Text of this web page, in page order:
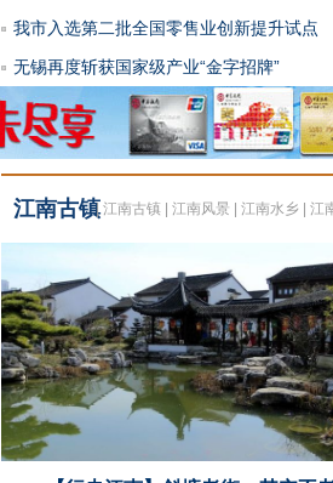
我市入选第二批全国零售业创新提升试点
无锡再度斩获国家级产业“金字招牌”
江南古镇|江南古镇 江南风景 江南水乡 江